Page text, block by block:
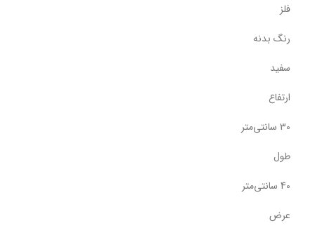
فلز
رنگ بدنه
سفید
ارتفاع
30 سانتی‌متر
طول
40 سانتی‌متر
عرض